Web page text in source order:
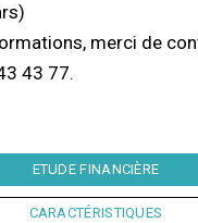
merci de
43 77.
ETUDE FINANCIÈRE
CARACTÉRISTIQUES